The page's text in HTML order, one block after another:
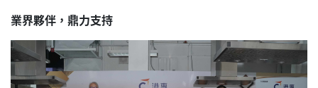
業界夥伴，鼎力支持